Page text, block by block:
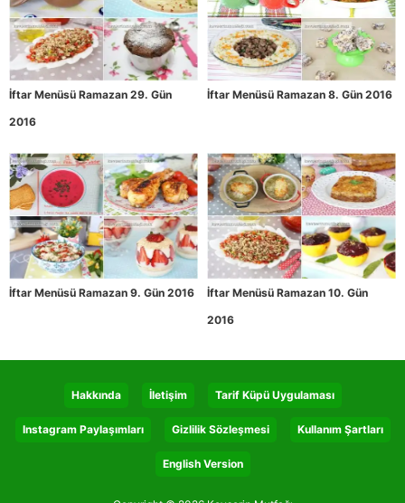
İftar Menüsü Ramazan 29. Gün
2016
İftar Menüsü Ramazan 8. Gün 2016
İftar Menüsü Ramazan 9. Gün 2016
İftar Menüsü Ramazan 10. Gün
2016
Hakkında İletişim Tarif Küpü Uygulaması
Instagram Paylaşımları Gizlilik Sözleşmesi Kullanım Şartları
English Version